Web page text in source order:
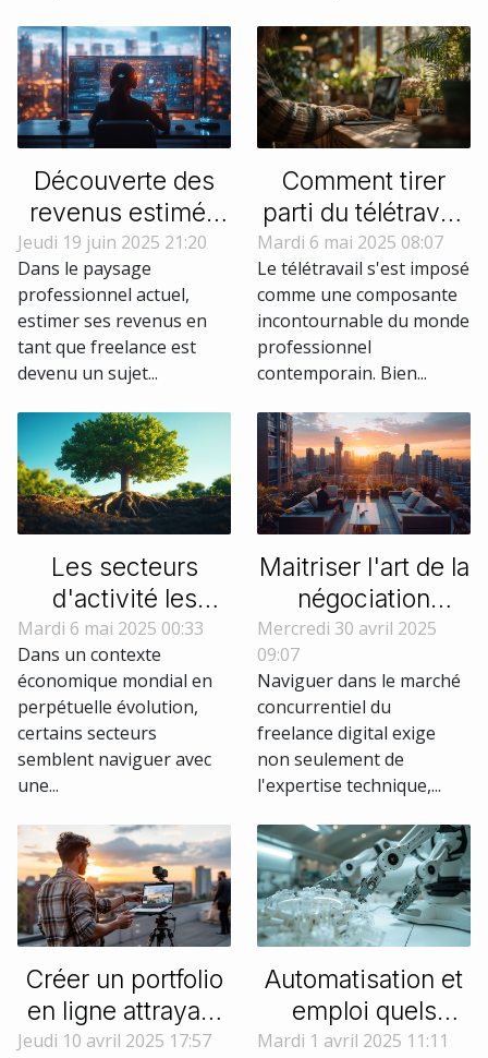
Découverte des
revenus estimés
pour freelances
via un simulateur
en ligne
Jeudi 19 juin 2025 21:20
Dans le paysage
professionnel actuel,
estimer ses revenus en
tant que freelance est
devenu un sujet...
Comment tirer
parti du télétravail
pour booster votre
carrière conseils
pratiques et outils
Mardi 6 mai 2025 08:07
Le télétravail s'est imposé
comme une composante
incontournable du monde
professionnel
contemporain. Bien...
Les secteurs
d'activité les
moins touchés par
les crises
économiques
Mardi 6 mai 2025 00:33
Dans un contexte
économique mondial en
perpétuelle évolution,
certains secteurs
semblent naviguer avec
une...
Maitriser l'art de la
négociation
salariale en tant
que freelance
dans le digital
Mercredi 30 avril 2025
09:07
Naviguer dans le marché
concurrentiel du
freelance digital exige
non seulement de
l'expertise technique,...
Créer un portfolio
en ligne attrayant
pour les
Jeudi 10 avril 2025 17:57
Automatisation et
emploi quels
métiers résistent à
Mardi 1 avril 2025 11:11